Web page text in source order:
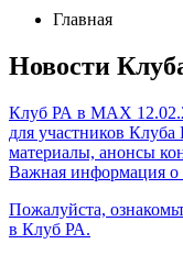
Главная
Новости
Клуб РА в MAX
для участников
материалы, анонсы
Важная информация о
Пожалуйста,
в Клуб РА.